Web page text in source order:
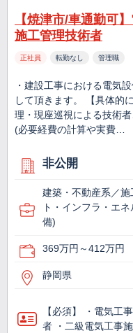
【焼津市/車通勤可
施工管理技術者
正社員 転勤なし 管理職
・建設工事における電気
して頂きます。 【具体的
理・現座巡視による技術
(必要経費の計算や実費…
非公開
建築・不動産系／
ト・インフラ・エ
備)
369万円～412万円
静岡県
【必須】 ・電気工
者 ・二級電気工事